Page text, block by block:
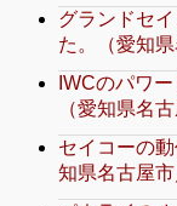
グランドセ
た。（愛知県
IWCのパワ
（愛知県名
セイコーの
知県名古屋市